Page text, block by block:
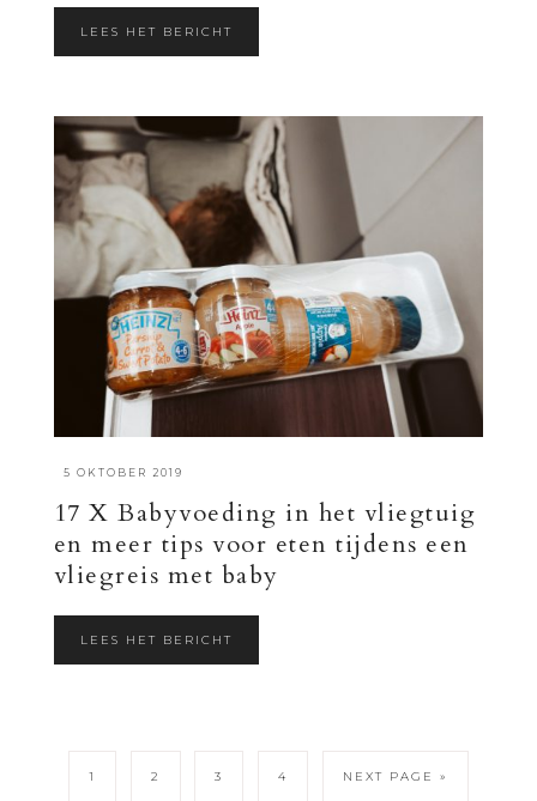
LEES HET BERICHT
5 OKTOBER 2019
17 X Babyvoeding in het vliegtuig
en meer tips voor eten tijdens een
vliegreis met baby
LEES HET BERICHT
1 2 3 4 NEXT PAGE »